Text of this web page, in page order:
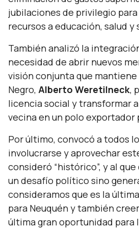
jubilaciones de privilegio
recursos a educación, salud y
También analizó la
necesidad de abrir nuevos
visión conjunta que mantiene
Negro, Alberto Weretilneck,
licencia social y transformar
vecina en un polo exportador
Por último, convocó a todos
involucrarse y aprovechar
consideró “histórico”, y al
un desafío político sino
consideramos que es la
para Neuquén y también
última gran oportunidad para